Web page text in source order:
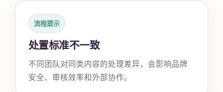
流程提示
处置标准不一致
不同团队对同类内容的处理差异，会影响品牌
安全、审核效率和外部协作。